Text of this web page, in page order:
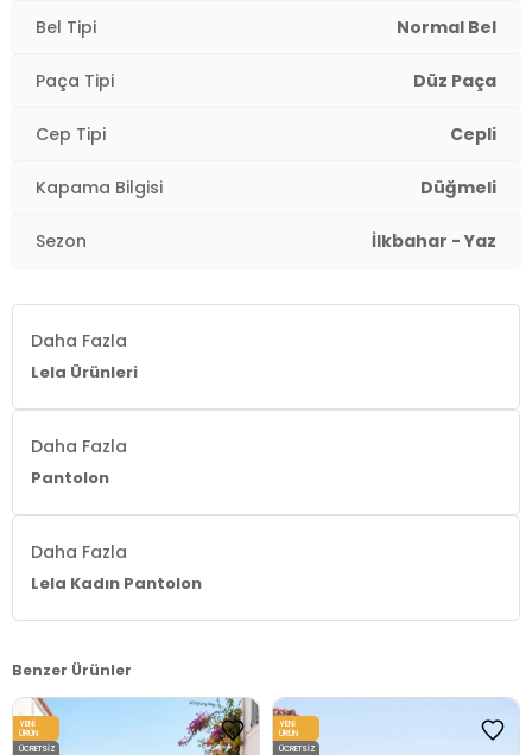
Bel Tipi Normal Bel
Paça Tipi Düz Paça
Cep Tipi Cepli
Kapama Bilgisi Düğmeli
Sezon İlkbahar - Yaz
Daha Fazla
Lela Ürünleri
Daha Fazla
Pantolon
Daha Fazla
Lela Kadın Pantolon
Benzer Ürünler
YENI
ÜRÜN
ÜCRETSIZ
YENI
ÜRÜN
ÜCRETSIZ